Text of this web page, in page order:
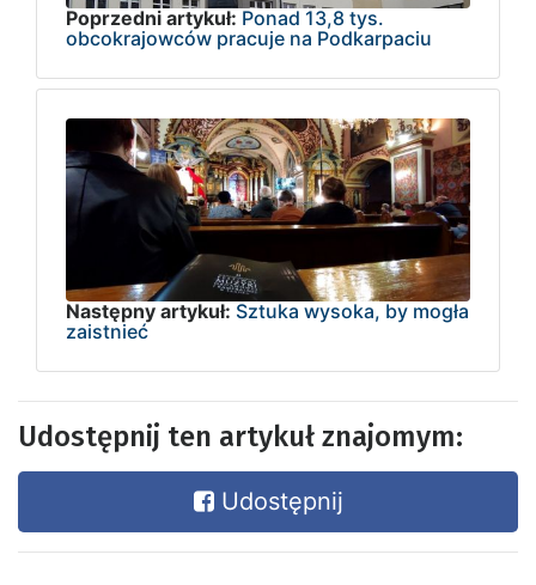
Poprzedni artykuł: Ponad 13,8 tys.
obcokrajowców pracuje na Podkarpaciu
Następny artykuł: Sztuka wysoka, by mogła
zaistnieć
Udostępnij ten artykuł znajomym:
Udostępnij